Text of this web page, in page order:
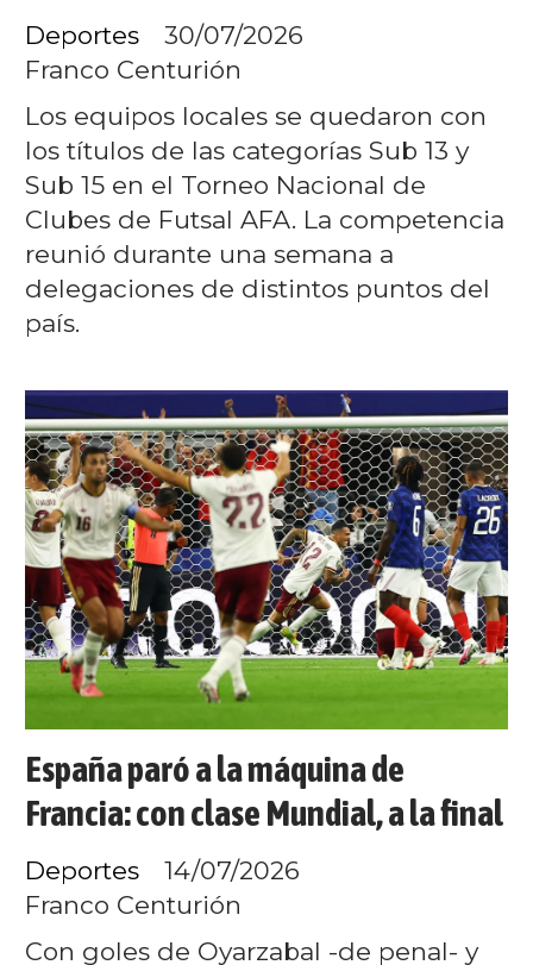
Franco Centurión
Deportes 30/07/2026
Los equipos locales se quedaron con
los títulos de las categorías Sub 13 y
Sub 15 en el Torneo Nacional de
Clubes de Futsal AFA. La competencia
reunió durante una semana a
delegaciones de distintos puntos del
país.
España paró a la máquina de
Francia: con clase Mundial, a la final
Franco Centurión
Deportes 14/07/2026
Con goles de Oyarzabal -de penal- y